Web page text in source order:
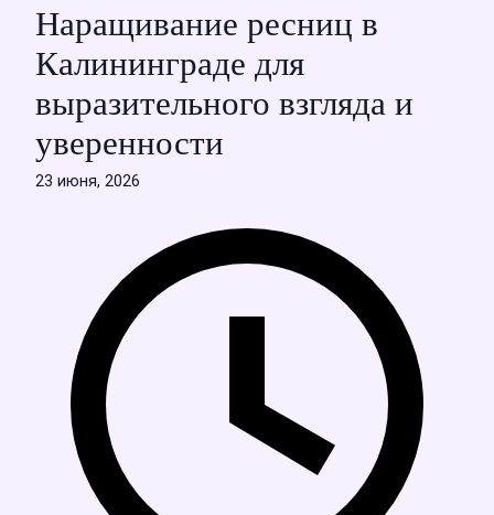
Наращивание ресниц в
Калининграде для
выразительного взгляда и
уверенности
23 июня, 2026